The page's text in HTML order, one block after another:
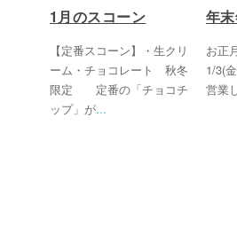
1月のスコーン
【定番スコーン】・生クリ
ーム・チョコレート 秋冬
限定 定番の「チョコチ
ップ」が...
年
お正
1/3(
営業